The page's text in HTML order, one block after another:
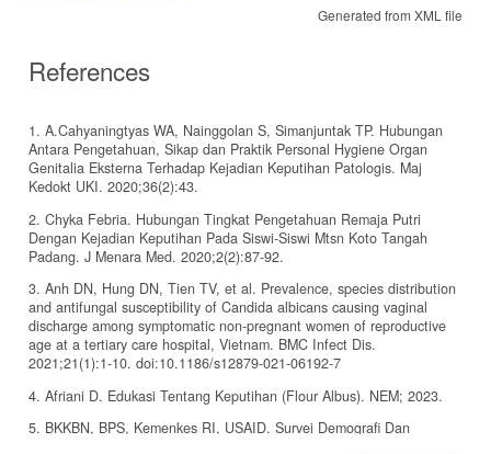
Generated from XML file
References
1. A.Cahyaningtyas WA, Nainggolan S, Simanjuntak TP. Hubungan
Antara Pengetahuan, Sikap dan Praktik Personal Hygiene Organ
Genitalia Eksterna Terhadap Kejadian Keputihan Patologis. Maj
Kedokt UKI. 2020;36(2):43.
2. Chyka Febria. Hubungan Tingkat Pengetahuan Remaja Putri
Dengan Kejadian Keputihan Pada Siswi-Siswi Mtsn Koto Tangah
Padang. J Menara Med. 2020;2(2):87-92.
3. Anh DN, Hung DN, Tien TV, et al. Prevalence, species distribution
and antifungal susceptibility of Candida albicans causing vaginal
discharge among symptomatic non-pregnant women of reproductive
age at a tertiary care hospital, Vietnam. BMC Infect Dis.
2021;21(1):1-10. doi:10.1186/s12879-021-06192-7
4. Afriani D. Edukasi Tentang Keputihan (Flour Albus). NEM; 2023.
5. BKKBN, BPS, Kemenkes RI, USAID. Survei Demografi Dan